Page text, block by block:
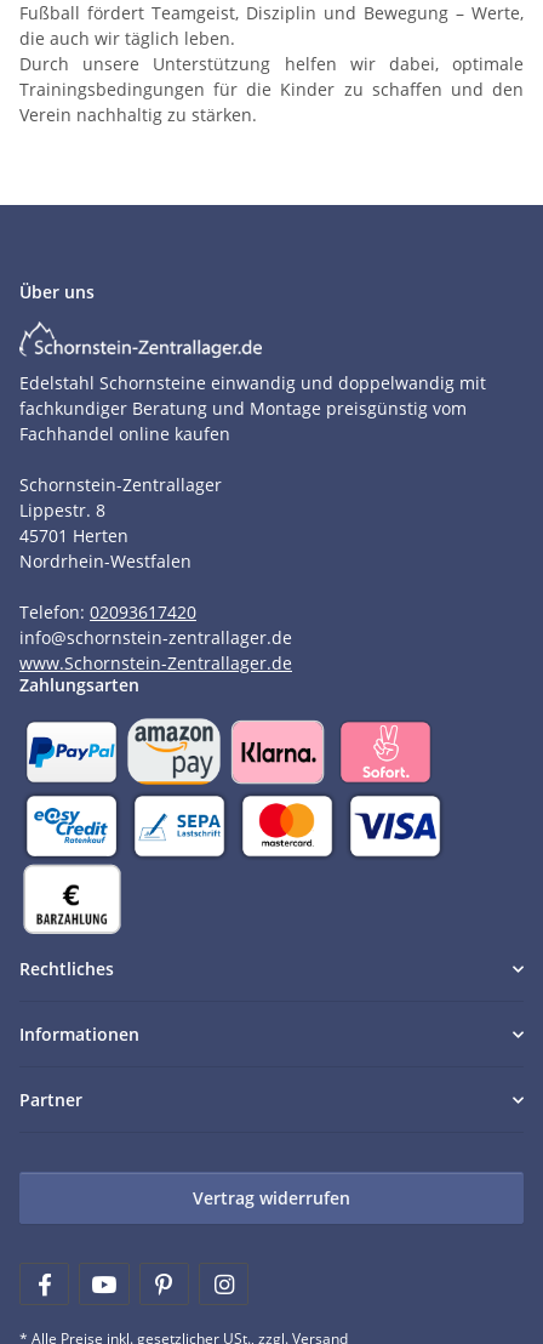
Fußball fördert Teamgeist, Disziplin und Bewegung – Werte,
die auch wir täglich leben.
Durch unsere Unterstützung helfen wir dabei, optimale
Trainingsbedingungen für die Kinder zu schaffen und den
Verein nachhaltig zu stärken.
Über uns
Edelstahl Schornsteine einwandig und doppelwandig mit
fachkundiger Beratung und Montage preisgünstig vom
Fachhandel online kaufen
Schornstein-Zentrallager
Lippestr. 8
45701 Herten
Nordrhein-Westfalen
Telefon: 02093617420
info@schornstein-zentrallager.de
www.Schornstein-Zentrallager.de
Zahlungsarten
Rechtliches
Informationen
Partner
Vertrag widerrufen
* Alle Preise inkl. gesetzlicher USt., zzgl.Versand